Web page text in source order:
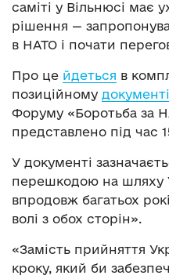
саміті у Вільнюсі має
рішення —
в НАТО і почати
Про це йдеться в
позиційному документі
Форуму «Боротьба за
представлено під час
У документі
перешкодою на шляху
впродовж багатьох
волі з обох сторін».
«Замість прийняття
кроку, який би